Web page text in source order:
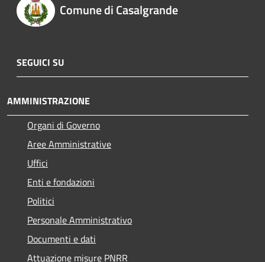
Comune di Casalgrande
SEGUICI SU
AMMINISTRAZIONE
Organi di Governo
Aree Amministrative
Uffici
Enti e fondazioni
Politici
Personale Amministrativo
Documenti e dati
Attuazione misure PNRR